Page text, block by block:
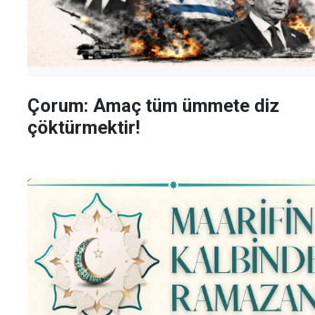
Çorum: Amaç tüm ümmete diz
çöktürmektir!